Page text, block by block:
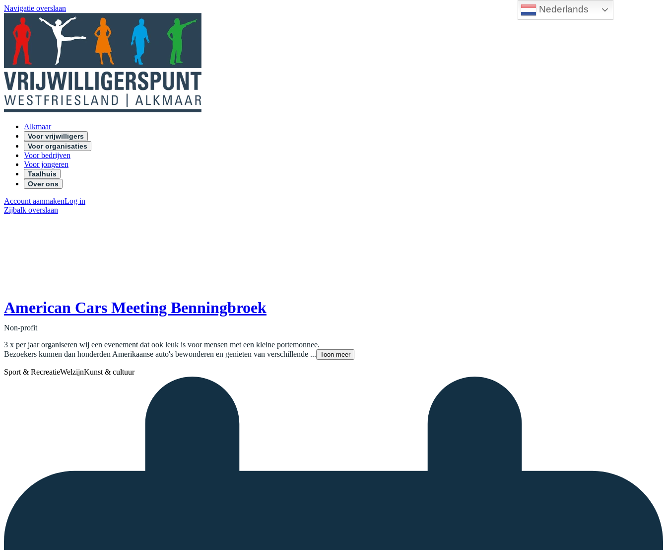
Nederlands
Navigatie overslaan
Alkmaar
Voor vrijwilligers
Voor organisaties
Voor bedrijven
Voor jongeren
Taalhuis
Over ons
Account aanmakenLog in
Zijbalk overslaan
American Cars Meeting Benningbroek
Non-profit
3 x per jaar organiseren wij een evenement dat ook leuk is voor mensen met een kleine portemonnee.
Bezoekers kunnen dan honderden Amerikaanse auto's bewonderen en genieten van verschillende ... Toon meer
Sport & RecreatieWelzijnKunst & cultuur